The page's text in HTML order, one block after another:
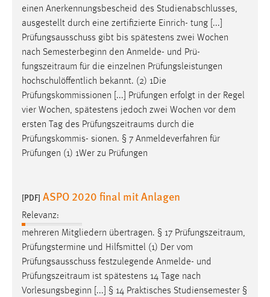
einen Anerkennungsbescheid des Studienabschlusses,
ausgestellt durch eine zertifizierte Einrich- tung [...]
Prüfungsausschuss gibt bis spätestens zwei Wochen
nach Semesterbeginn den Anmelde- und Prü-
fungszeitraum für die einzelnen Prüfungsleistungen
hochschulöffentlich bekannt. (2) 1Die
Prüfungskommissionen [...] Prüfungen erfolgt in der Regel
vier Wochen, spätestens jedoch zwei Wochen vor dem
ersten Tag des Prüfungszeitraums durch die
Prüfungskommis- sionen. § 7 Anmeldeverfahren für
Prüfungen (1) 1Wer zu Prüfungen
[PDF] ASPO 2020 final mit Anlagen
Relevanz:
mehreren Mitgliedern übertragen. § 17 Prüfungszeitraum,
Prüfungstermine und Hilfsmittel (1) Der vom
Prüfungsausschuss festzulegende Anmelde- und
Prüfungszeitraum ist spätestens 14 Tage nach
Vorlesungsbeginn [...] § 14 Praktisches Studiensemester §